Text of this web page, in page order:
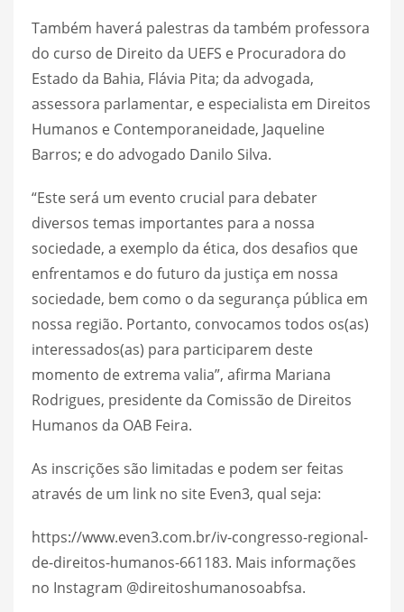
Também haverá palestras da também professora
do curso de Direito da UEFS e Procuradora do
Estado da Bahia, Flávia Pita; da advogada,
assessora parlamentar, e especialista em Direitos
Humanos e Contemporaneidade, Jaqueline
Barros; e do advogado Danilo Silva.
“Este será um evento crucial para debater
diversos temas importantes para a nossa
sociedade, a exemplo da ética, dos desafios que
enfrentamos e do futuro da justiça em nossa
sociedade, bem como o da segurança pública em
nossa região. Portanto, convocamos todos os(as)
interessados(as) para participarem deste
momento de extrema valia”, afirma Mariana
Rodrigues, presidente da Comissão de Direitos
Humanos da OAB Feira.
As inscrições são limitadas e podem ser feitas
através de um link no site Even3, qual seja:
https://www.even3.com.br/iv-congresso-regional-
de-direitos-humanos-661183. Mais informações
no Instagram @direitoshumanosoabfsa.